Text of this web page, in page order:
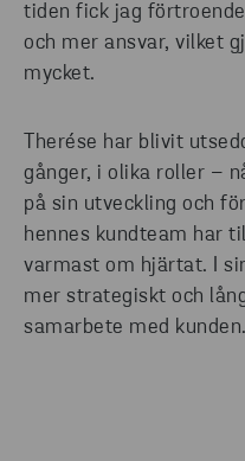
tiden fick jag
och mer ansvar, vilket
mycket.
Therése har blivit
gånger, i olika roller –
på sin utveckling och
hennes kundteam har
varmast om hjärtat. I
mer strategiskt och
samarbete med kunden.